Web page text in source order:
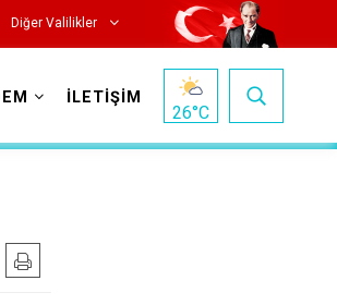
Diğer Valilikler
İLETİŞİM
26°C